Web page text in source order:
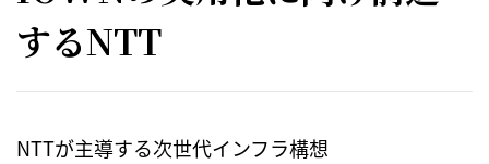
するNTT
NTTが主導する次世代インフラ構想